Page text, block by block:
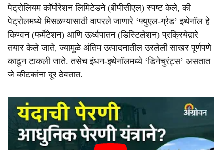
पेट्रोलियम कॉर्पोरेशन लिमिटेडने (बीपीसीएल) स्पष्ट केले, की
पेट्रोलमध्ये मिसळण्यासाठी वापरले जाणारे ‘फ्युएल-ग्रेड’ इथेनॉल हे
किण्वन (फर्मेंटेशन) आणि ऊर्ध्वपातन (डिस्टिलेशन) प्रक्रियेद्वारे
तयार केले जाते, ज्यामुळे अंतिम उत्पादनातील उरलेली साखर पूर्णपणे
काढून टाकली जाते. तसेच इंधन-इथेनॉलमध्ये ‘डिनेचुरंट्स’ असतात
जे कीटकांना दूर ठेवतात.